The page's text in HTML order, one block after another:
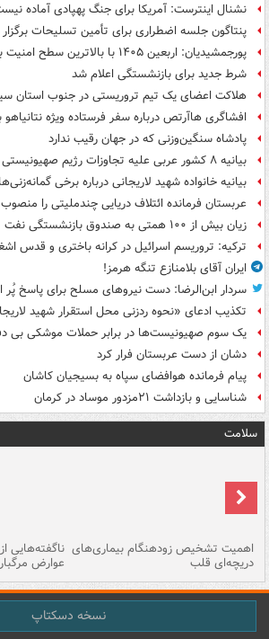
نشنال اینترست: آمریکا برای جنگ پهپادی آماده
پنتاگون جلسه اضطراری برای تأمین تسلیحات
پورجمشیدیان: اربعین ۱۴۰۵ با بالاترین سطح امنیت برگزار شد
شرط جدید برای بازنشستگی اعلام شد
هلاکت اعضای یک تیم تروریستی در جنوب استان
افشاگری هاآرتص درباره سفر فرستاده ویژه نتانیاهو
پادشاه سنگین‌وزنی که در جهان رقیب ندارد
بیانیه ۸ کشور عربی علیه تجاوزات رژیم صهیونیستی در غزه
بیانیه خانواده شهید لاریجانی درباره برخی
عربستان فرمانده ائتلاف دریایی چندملیتی را
زیان بیش از ۱۰۰ همتی به صندوق‌ بازنشستگی نفت
ترکیه: تروریسم اسرائیل در کرانه باختری و قدس
ایران آقای بلامنازع تنگه هرمز!
سردار ابن‌الرضا: دست نیروهای مسلح برای پاسخ
تکذیب ادعای «نحوه ردزنی محل استقرار شهید
یک‌ سوم صهیونیست‌ها در برابر حملات موشکی بی
دشان از دست عربستان فرار کرد
پیام فرمانده هوافضای سپاه به بسیجیان کاشان
شناسایی و بازداشت ۲۱مزدور موساد در کرمان
سلامت
اهمیت تشخیص زودهنگام بیماری‌های
دریچه‌ای قلب
ناگفته‌هایی
عوارض
نسخه دسکتاپ